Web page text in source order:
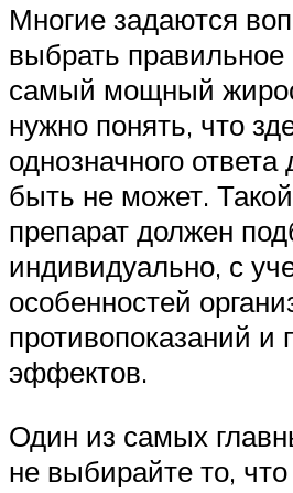
Многие задаются
выбрать правильное
самый мощный
нужно понять, что
однозначного ответа
быть не может.
препарат должен
индивидуально, с
особенностей
противопоказаний и
эффектов.
Один из самых
не выбирайте то,